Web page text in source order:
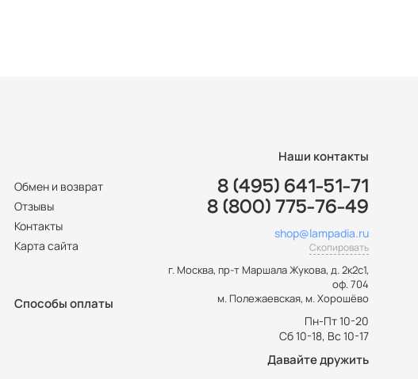
Обмен и возврат
Отзывы
Контакты
Карта сайта
Способы оплаты
Наши контакты
8 (495) 641-51-71
8 (800) 775-76-49
shop@lampadia.ru
Скопировать
г. Москва, пр-т Маршала Жукова, д. 2к2с1,
оф. 704
м. Полежаевская, м. Хорошёво
Пн-Пт 10-20
Сб 10-18, Вс 10-17
Давайте дружить